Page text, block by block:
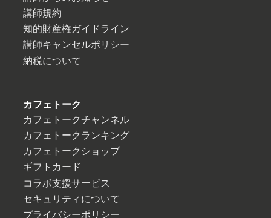
講師規約
知的財産権ガイドライン
講師キャンセルポリシー
納税について
カフェトーク
カフェトークチャンネル
カフェトークランキング
カフェトークショップ
ギフトカード
コラボ支援サービス
セキュリティについて
プライバシーポリシー